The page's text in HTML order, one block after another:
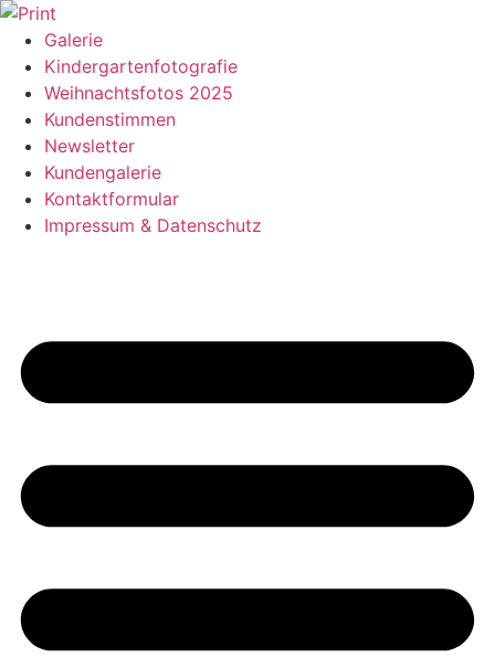
Zum
Inhalt
springen
Galerie
Kindergartenfotografie
Weihnachtsfotos 2025
Kundenstimmen
Newsletter
Kundengalerie
Kontaktformular
Impressum & Datenschutz